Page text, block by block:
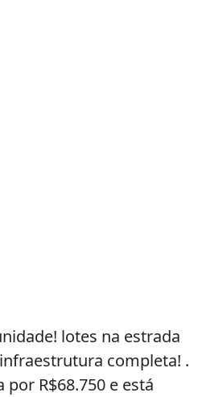
lotes na estrada
completa! .
R$68.750 e está